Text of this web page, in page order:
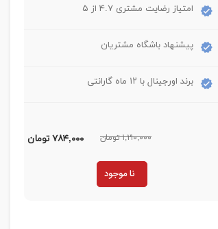
امتیاز رضایت مشتری ۴.۷ از ۵
پیشنهاد باشگاه مشتریان
برند اورجینال با ۱۲ ماه گارانتی
۱,۲۱۰,۰۰۰ تومان ۷۸۴,۰۰۰تومان
نا موجود